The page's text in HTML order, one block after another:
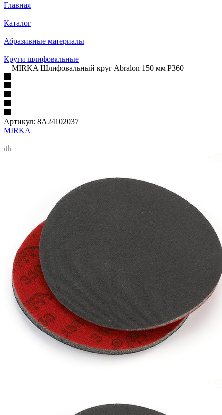
Главная
—
Каталог
—
Абразивные материалы
—
Круги шлифовальные
—MIRKA Шлифовальный круг Abralon 150 мм Р360
Артикул: 8A24102037
MIRKA